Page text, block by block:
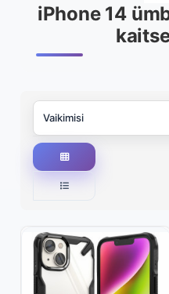
iPhone 14